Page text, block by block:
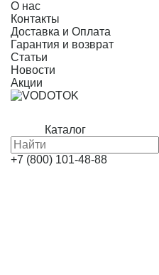
О нас
Контакты
Доставка и Оплата
Гарантия и возврат
Статьи
Новости
Акции
Каталог
+7 (800) 101-48-88